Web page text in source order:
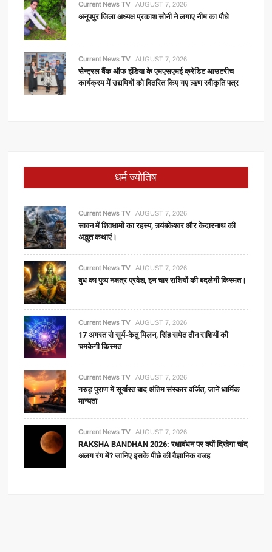
Current News TV AUGUST 7, 2026
अनूपपुर जिला अध्यक्ष प्रकाश सोनी ने लगाए नीम का पौधे
Current News TV AUGUST 7, 2026
सेन्ट्रल बैंक ऑफ इंडिया के एमएसएमई क्रेडिट आउटरीच
कार्यक्रम में उद्यमियों को वितरित किए गए ऋण स्वीकृति पत्र
धर्म ज्योतिष
Current News TV AUGUST 7, 2026
सावन में शिवधामों का रहस्य, त्र्यंबकेश्वर और केदारनाथ की
अद्भुत कथाएं।
Current News TV AUGUST 7, 2026
बुध का पुष्य नक्षत्र प्रवेश, इन चार राशियों की बदलेगी किस्मत।
Current News TV AUGUST 7, 2026
17 अगस्त से सूर्य-केतु मिलन, सिंह समेत तीन राशियों की
चमकेगी किस्मत
Current News TV AUGUST 7, 2026
गरुड़ पुराण में सूर्यास्त बाद अंतिम संस्कार वर्जित, जानें धार्मिक
मान्यता
Current News TV AUGUST 7, 2026
RAKSHA BANDHAN 2026: रक्षाबंधन पर क्यों दिखेगा चांद
अलग रंग में? जानिए इसके पीछे की वैज्ञानिक वजह